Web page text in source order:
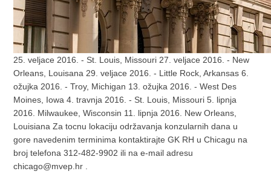
25. veljace 2016. - St. Louis, Missouri 27. veljace 2016. - New
Orleans, Louisana 29. veljace 2016. - Little Rock, Arkansas 6.
ožujka 2016. - Troy, Michigan 13. ožujka 2016. - West Des
Moines, Iowa 4. travnja 2016. - St. Louis, Missouri 5. lipnja
2016. Milwaukee, Wisconsin 11. lipnja 2016. New Orleans,
Louisiana Za tocnu lokaciju održavanja konzularnih dana u
gore navedenim terminima kontaktirajte GK RH u Chicagu na
broj telefona 312-482-9902 ili na e-mail adresu
chicago@mvep.hr .